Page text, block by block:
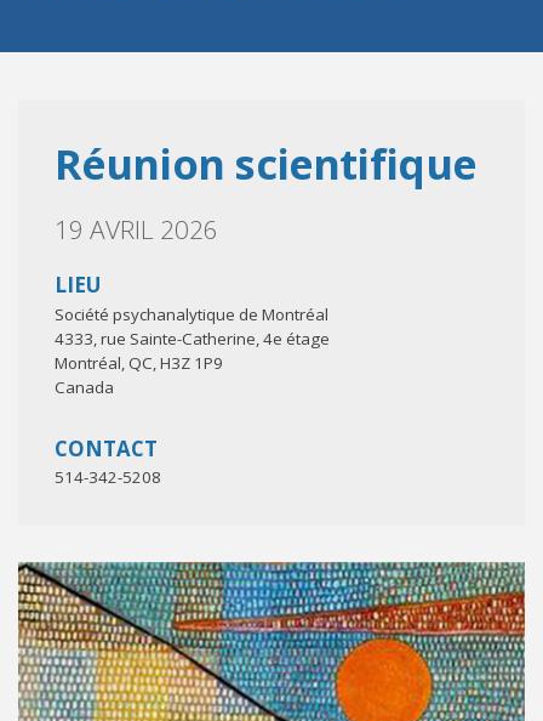
Réunion scientifique
19 AVRIL 2026
LIEU
Société psychanalytique de Montréal
4333, rue Sainte-Catherine, 4e étage
Montréal,QC,H3Z 1P9
Canada
CONTACT
514-342-5208